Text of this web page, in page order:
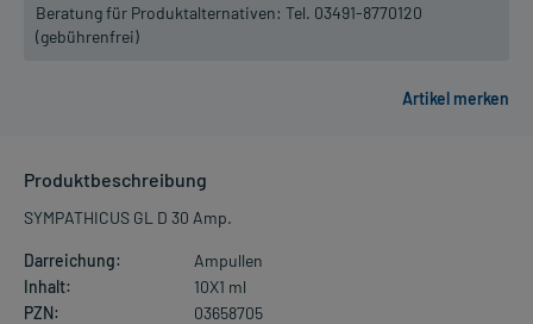
Beratung für Produktalternativen: Tel. 03491-8770120
(gebührenfrei)
Produktbeschreibung
SYMPATHICUS GL D 30 Amp.
Darreichung:
Ampullen
Inhalt:
10X1 ml
PZN:
03658705